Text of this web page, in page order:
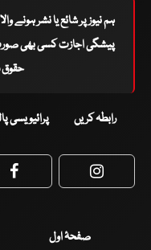
ہم نیوز پر شائع یا نشر ہونے
پیشگی اجازت کسی بھی
حقوق
رابطہ کریں پرائیویسی
Facebook
صفحۂ اول